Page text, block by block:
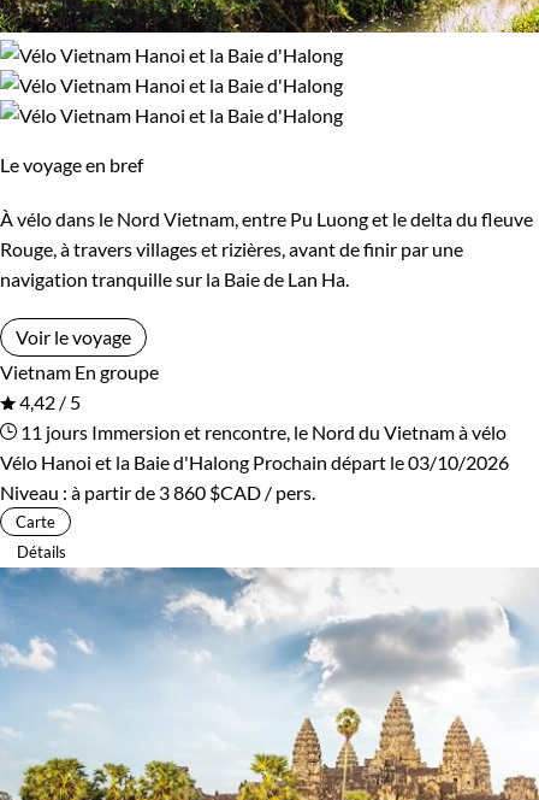
Le voyage en bref
À vélo dans le Nord Vietnam, entre Pu Luong et le delta du fleuve
Rouge, à travers villages et rizières, avant de finir par une
navigation tranquille sur la Baie de Lan Ha.
Voir le voyage
Vietnam En groupe
4,42 / 5
11 jours Immersion et rencontre, le Nord du Vietnam à vélo
Vélo Hanoi et la Baie d'Halong Prochain départ le 03/10/2026
Niveau : à partir de 3 860 $CAD / pers.
Carte
Détails